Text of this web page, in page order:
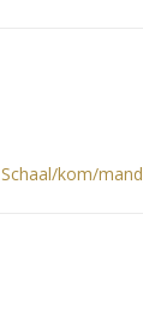
Schaal/kom/mand